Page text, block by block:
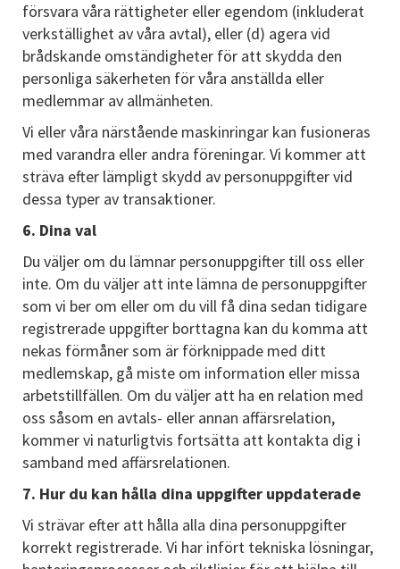
försvara våra rättigheter eller egendom (inkluderat
verkställighet av våra avtal), eller (d) agera vid
brådskande omständigheter för att skydda den
personliga säkerheten för våra anställda eller
medlemmar av allmänheten.
Vi eller våra närstående maskinringar kan fusioneras
med varandra eller andra föreningar. Vi kommer att
sträva efter lämpligt skydd av personuppgifter vid
dessa typer av transaktioner.
6. Dina val
Du väljer om du lämnar personuppgifter till oss eller
inte. Om du väljer att inte lämna de personuppgifter
som vi ber om eller om du vill få dina sedan tidigare
registrerade uppgifter borttagna kan du komma att
nekas förmåner som är förknippade med ditt
medlemskap, gå miste om information eller missa
arbetstillfällen. Om du väljer att ha en relation med
oss såsom en avtals- eller annan affärsrelation,
kommer vi naturligtvis fortsätta att kontakta dig i
samband med affärsrelationen.
7. Hur du kan hålla dina uppgifter uppdaterade
Vi strävar efter att hålla alla dina personuppgifter
korrekt registrerade. Vi har infört tekniska lösningar,